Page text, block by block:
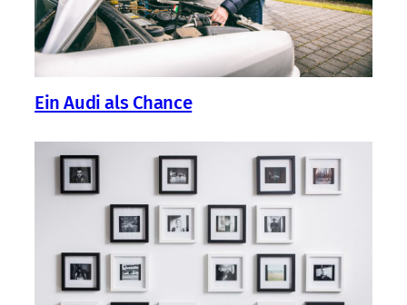
Ein Audi als Chance